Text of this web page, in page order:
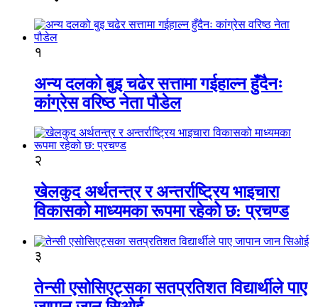
१
अन्य दलको बुइ चढेर सत्तामा गईहाल्न हुँदैनः
कांग्रेस वरिष्ठ नेता पौडेल
२
खेलकुद अर्थतन्त्र र अन्तर्राष्ट्रिय भाइचारा
विकासको माध्यमका रूपमा रहेको छ: प्रचण्ड
३
तेन्सी एसोसिएट्सका सतप्रतिशत विद्यार्थीले पाए